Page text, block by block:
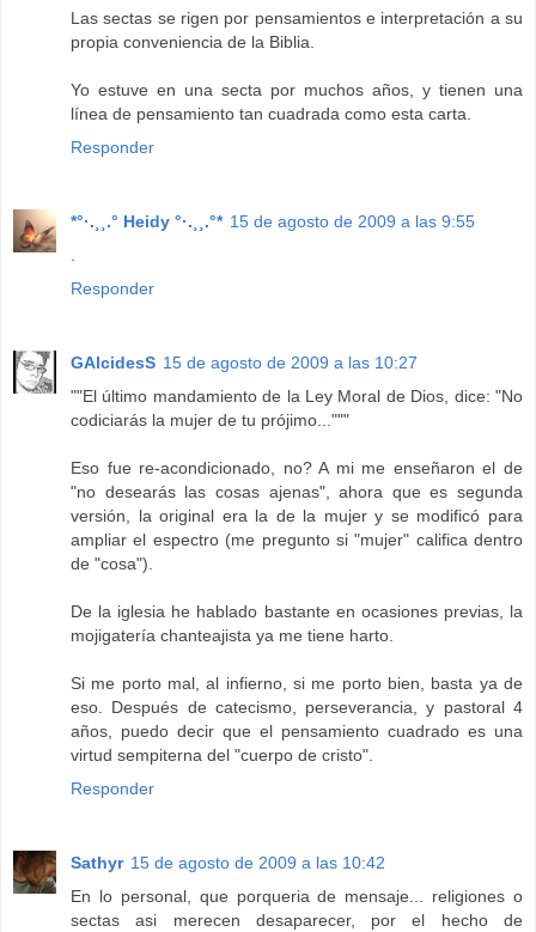
Las sectas se rigen por pensamientos e interpretación a su
propia conveniencia de la Biblia.
Yo estuve en una secta por muchos años, y tienen una
línea de pensamiento tan cuadrada como esta carta.
Responder
*°·.¸¸.° Heidy °·.¸¸.°* 15 de agosto de 2009 a las 9:55
Responder
GAlcidesS 15 de agosto de 2009 a las 10:27
""El último mandamiento de la Ley Moral de Dios, dice: "No
codiciarás la mujer de tu prójimo..."""
Eso fue re-acondicionado, no? A mi me enseñaron el de
"no desearás las cosas ajenas", ahora que es segunda
versión, la original era la de la mujer y se modificó para
ampliar el espectro (me pregunto si "mujer" califica dentro
de "cosa").
De la iglesia he hablado bastante en ocasiones previas, la
mojigatería chanteajista ya me tiene harto.
Si me porto mal, al infierno, si me porto bien, basta ya de
eso. Después de catecismo, perseverancia, y pastoral 4
años, puedo decir que el pensamiento cuadrado es una
virtud sempiterna del "cuerpo de cristo".
Responder
Sathyr 15 de agosto de 2009 a las 10:42
En lo personal, que porqueria de mensaje... religiones o
sectas asi merecen desaparecer, por el hecho de